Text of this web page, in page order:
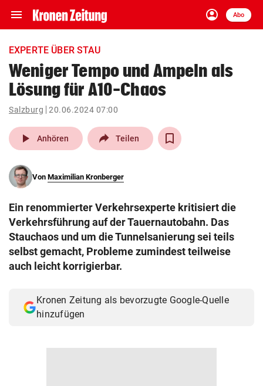
menu Navigation
ein-/ausklappen
account_circle
Anmelden
Abo
close Schließen
account_circle Anmelden
pin_drop
Wien arrow_right
search
eingeben
© Krone Multimedia GmbH & Co KG 2026
EXPERTE ÜBER STAU
Weniger Tempo und Ampeln als
Lösung für A10-Chaos
Salzburg 20.06.2024 07:00
play_arrow Anhören Teilen
Von Maximilian Kronberger
Ein renommierter Verkehrsexperte kritisiert die
Verkehrsführung auf der Tauernautobahn. Das
Stauchaos und um die Tunnelsanierung sei teils
selbst gemacht, Probleme zumindest teilweise
auch leicht korrigierbar.
Kronen Zeitung als bevorzugte Google-Quelle
hinzufügen